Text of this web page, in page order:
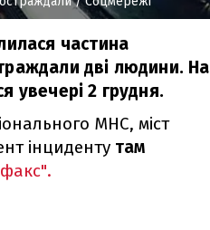
частина
дві людини. На
увечері 2 грудня.
МНС, міст
інциденту там